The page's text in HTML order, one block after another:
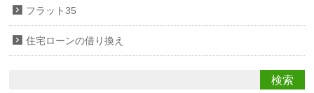
フラット35
住宅ローンの借り換え